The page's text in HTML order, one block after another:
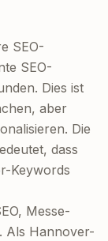
SEO-
SEO-
Dies ist
aber
Die
dass
Keywords
Messe-
Als Hannover-